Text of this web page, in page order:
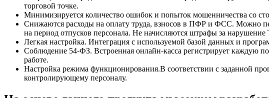
торговой точке.
Минимизируется количество ошибок и попыток мошенничества со
Снижаются расходы на оплату труда, взносов в ПФР и ФСС. Можно
на период отпусков персонала. Не начисляются штрафы за нарушение
Легкая настройка. Интеграция с используемой базой данных и
Соблюдение 54-ФЗ. Встроенная онлайн-касса регистрирует каждую
работе.
Настройка режима функционирования.В соответствии с заданной
контролирующему персоналу.